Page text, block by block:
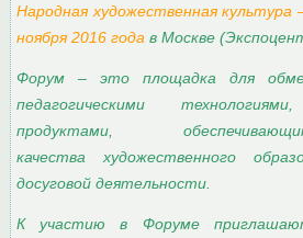
Народная художественная
ноября 2016 года в Москве
Форум – это площадка для
педагогическими
продуктами,
качества художественного
досуговой деятельности.
К участию в Форуме